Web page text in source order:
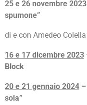
25 e 26 novembre 2023
spumone”
di e con Amedeo
16 e 17 dicembre 2023
Block
20 e 21 gennaio 2024
sola”